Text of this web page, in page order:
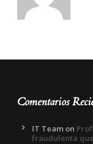
Comentarios
IT Team on
fraudulenta